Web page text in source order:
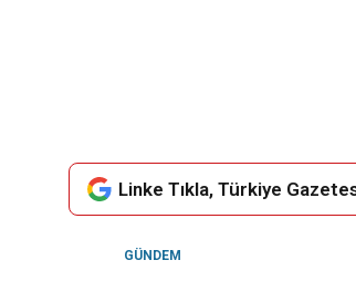
Linke Tıkla, Türkiye
GÜNDEM